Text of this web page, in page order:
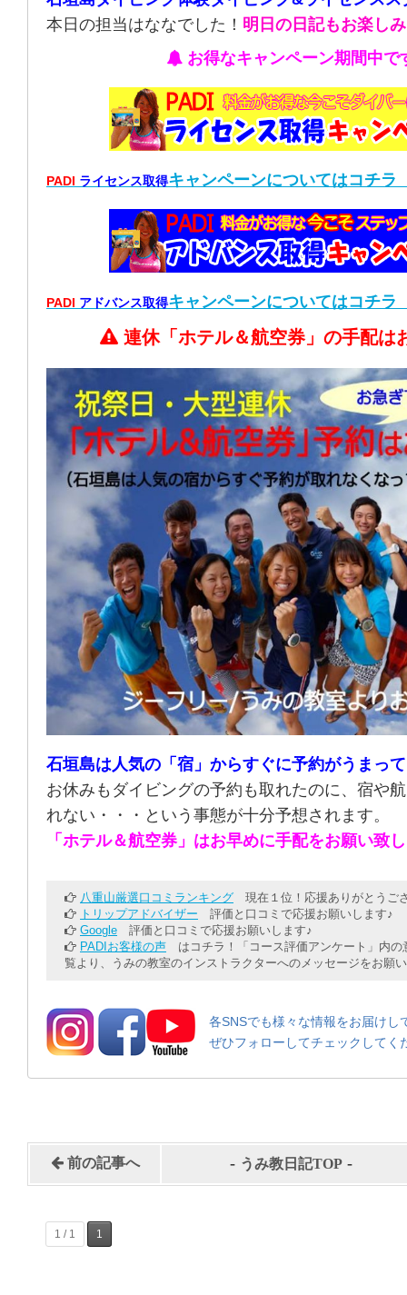
本日の担当はななでした！ 明日の日記もお楽し
お得なキャンペーン期間中で
PADI ライセンス取得キャンペーンについてはコチラ
PADI アドバンス取得キャンペーンについてはコチラ
連休「ホテル＆航空券」の手配は
石垣島は人気の「宿」からすぐに予約がうまっ
お休みもダイビングの予約も取れたのに、宿や
れない・・・という事態が十分予想されます。
「ホテル＆航空券」はお早めに手配をお願い致
八重山厳選口コミランキング 現在１位！応援ありがとうご
トリップアドバイザー 評価と口コミで応援お願いします♪
Google 評価と口コミで応援お願いします♪
PADIお客様の声 はコチラ！「コース評価アンケート」内の
覧より、うみの教室のインストラクターへのメッセージをお願
各SNSでも様々な情報をお届けし
ぜひフォローしてチェックしてく
前の記事へ - うみ教日記TOP -
1 / 1 1